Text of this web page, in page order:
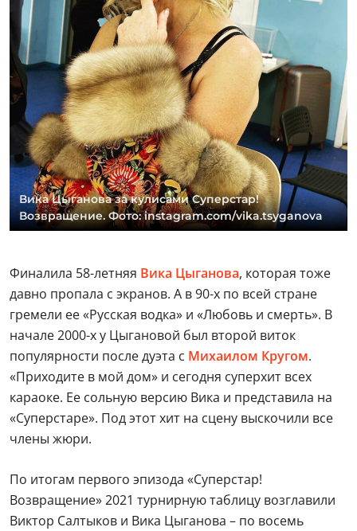
Вика Цыганова за кулисами Суперстар!
Возвращение. Фото: instagram.com/vika.tsyganova
Финалила 58-летняя Вика Цыганова, которая тоже
давно пропала с экранов. А в 90-х по всей стране
гремели ее «Русская водка» и «Любовь и смерть». В
начале 2000-х у Цыгановой был второй виток
популярности после дуэта с Михаилом Кругом.
«Приходите в мой дом» и сегодня суперхит всех
караоке. Ее сольную версию Вика и представила на
«Суперстаре». Под этот хит на сцену выскочили все
члены жюри.
По итогам первого эпизода «Суперстар!
Возвращение» 2021 турнирную таблицу возглавили
Виктор Салтыков и Вика Цыганова – по восемь